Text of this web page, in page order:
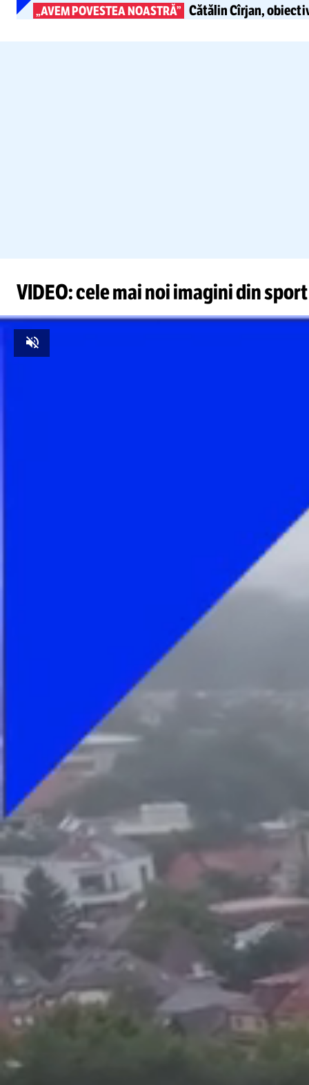
„AVEM POVESTEA NOASTRĂ” Cătălin Cîrjan,
VIDEO: cele mai noi imagini din sport
Unmute